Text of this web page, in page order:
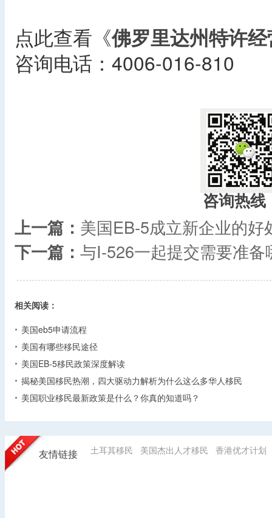
点此查看《佛罗里达州特许
咨询电话：4006-016-810
咨询热线
上一篇： 美国EB-5成立新企业的好
下一篇： 与I-526一起提交需要准备
相关阅读：
美国eb5申请流程
美国有哪些移民途径
美国EB-5移民政策深度解读
揭秘美国移民热潮，四大驱动力解析为什么这么多华人移民
美国职业移民最新政策是什么？你真的知道吗？
友情链接 土耳其移民 美国杰出人才移民 香港优才计划